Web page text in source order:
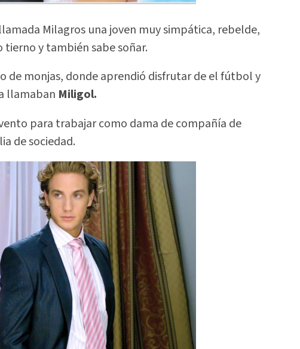
Milagros una joven muy simpática, rebelde,
y también sabe soñar.
de monjas, donde aprendió disfrutar de el fútbol y
llamaban Miligol.
para trabajar como dama de compañía de
de sociedad.